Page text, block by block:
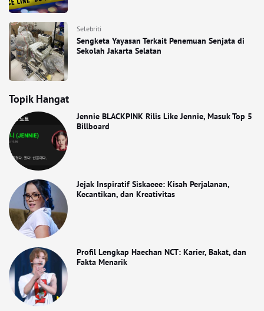
Selebriti
Sengketa Yayasan Terkait Penemuan Senjata di
Sekolah Jakarta Selatan
Topik Hangat
Jennie BLACKPINK Rilis Like Jennie, Masuk Top 5
Billboard
Jejak Inspiratif Siskaeee: Kisah Perjalanan,
Kecantikan, dan Kreativitas
Profil Lengkap Haechan NCT: Karier, Bakat, dan
Fakta Menarik